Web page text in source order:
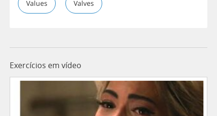
Values Valves
Exercícios em vídeo